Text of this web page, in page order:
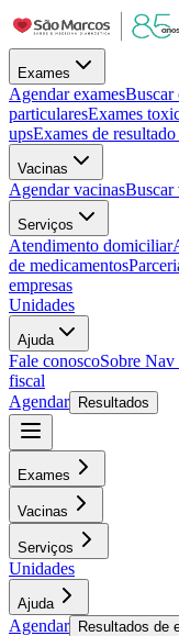
Exames
Agendar examesBuscar
particularesExames
upsExames de
Vacinas
Agendar vacinasBuscar
Serviços
Atendimento domiciliar
de medicamentos
empresas
Unidades
Ajuda
Fale conoscoSobre Nav
fiscal
Agendar
Resultados
Exames
Vacinas
Serviços
Unidades
Ajuda
Agendar Resultados de